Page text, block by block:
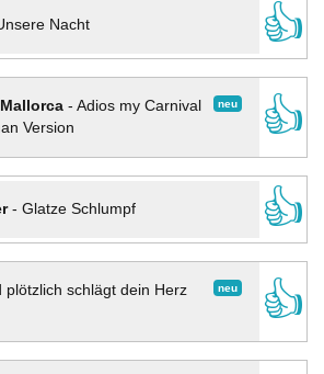
Nacht
👍
neu
- Adios my Carnival
Version
👍
- Glatze Schlumpf
👍
neu
plötzlich schlägt dein Herz
👍